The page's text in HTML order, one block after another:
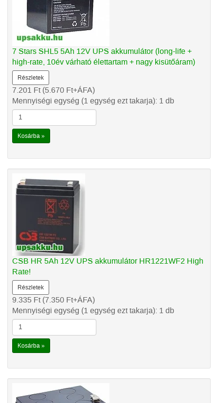
7 Stars SHL5 5Ah 12V UPS akkumulátor (long-life +
high-rate, 10év várható élettartam + nagy kisütőáram)
Részletek
7.201 Ft(5.670 Ft+ÁFA)
Mennyiségi egység (1 egység ezt takarja): 1 db
Kosárba »
CSB HR 5Ah 12V UPS akkumulátor HR1221WF2 High
Rate!
Részletek
9.335 Ft(7.350 Ft+ÁFA)
Mennyiségi egység (1 egység ezt takarja): 1 db
Kosárba »